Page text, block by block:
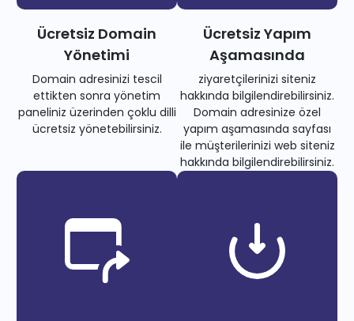
Ücretsiz Domain
Yönetimi
Domain adresinizi tescil
ettikten sonra yönetim
paneliniz üzerinden çoklu dilli
ücretsiz yönetebilirsiniz.
Ücretsiz Yapım
Aşamasında
ziyaretçilerinizi siteniz
hakkında bilgilendirebilirsiniz.
Domain adresinize özel
yapım aşamasında sayfası
ile müşterilerinizi web siteniz
hakkında bilgilendirebilirsiniz.